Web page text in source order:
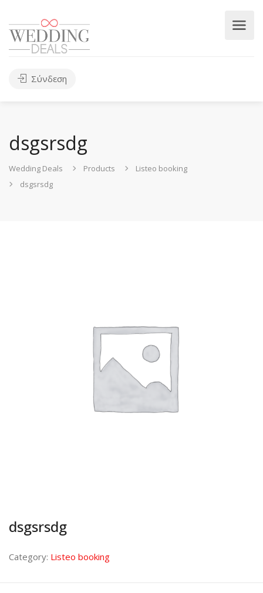
Σύνδεση
dsgsrsdg
Wedding Deals Products
Listeo booking
dsgsrsdg
dsgsrsdg
Category: Listeo booking